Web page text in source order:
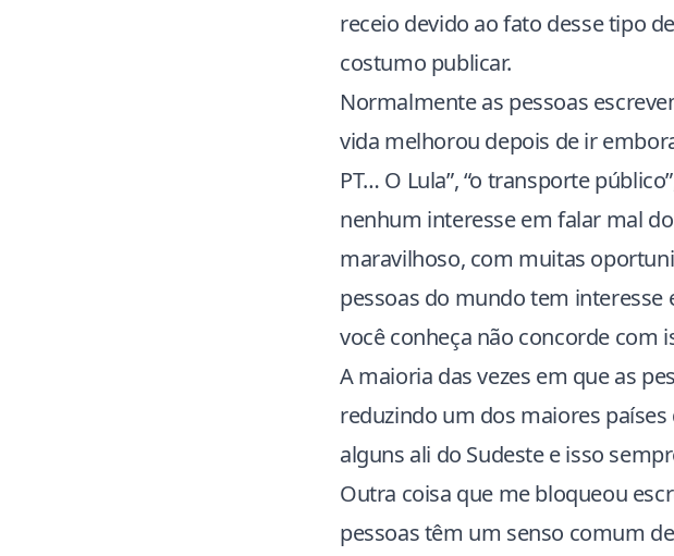
receio devido ao fato desse tipo
costumo publicar.
Normalmente as pessoas
vida melhorou depois de ir
PT… O Lula”, “o transporte
nenhum interesse em falar mal
maravilhoso, com muitas
pessoas do mundo tem
você conheça não concorde com
A maioria das vezes em que as
reduzindo um dos maiores países
alguns ali do Sudeste e isso
Outra coisa que me bloqueou
pessoas têm um senso comum